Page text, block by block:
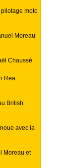
moto
Moreau
Chaussé
Rea
British
avec la
Moreau et